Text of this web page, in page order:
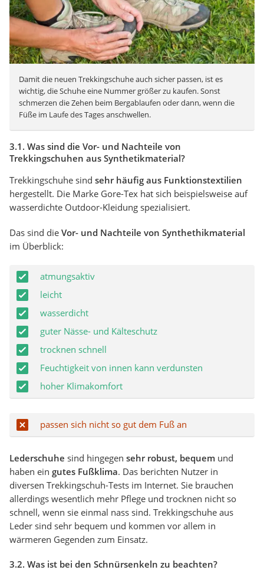
Damit die neuen Trekkingschuhe auch sicher passen, ist es
wichtig, die Schuhe eine Nummer größer zu kaufen. Sonst
schmerzen die Zehen beim Bergablaufen oder dann, wenn die
Füße im Laufe des Tages anschwellen.
3.1. Was sind die Vor- und Nachteile von
Trekkingschuhen aus Synthetikmaterial?
Trekkingschuhe sind sehr häufig aus Funktionstextilien
hergestellt. Die Marke Gore-Tex hat sich beispielsweise auf
wasserdichte Outdoor-Kleidung spezialisiert.
Das sind die Vor- und Nachteile von Synthethikmaterial
im Überblick:
atmungsaktiv
leicht
wasserdicht
guter Nässe- und Kälteschutz
trocknen schnell
Feuchtigkeit von innen kann verdunsten
hoher Klimakomfort
passen sich nicht so gut dem Fuß an
Lederschuhe sind hingegen sehr robust, bequem und
haben ein gutes Fußklima. Das berichten Nutzer in
diversen Trekkingschuh-Tests im Internet. Sie brauchen
allerdings wesentlich mehr Pflege und trocknen nicht so
schnell, wenn sie einmal nass sind. Trekkingschuhe aus
Leder sind sehr bequem und kommen vor allem in
wärmeren Gegenden zum Einsatz.
3.2. Was ist bei den Schnürsenkeln zu beachten?